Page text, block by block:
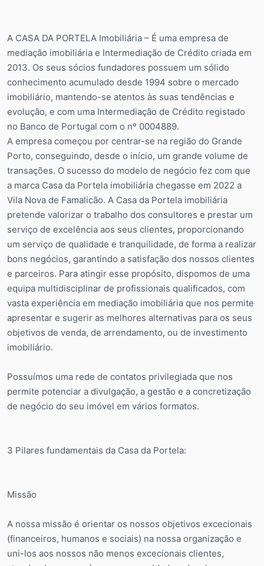
A CASA DA PORTELA Imobiliária – É uma empresa de
mediação imobiliária e Intermediação de Crédito criada em
2013. Os seus sócios fundadores possuem um sólido
conhecimento acumulado desde 1994 sobre o mercado
imobiliário, mantendo-se atentos às suas tendências e
evolução, e com uma Intermediação de Crédito registado
no Banco de Portugal com o nº 0004889.
A empresa começou por centrar-se na região do Grande
Porto, conseguindo, desde o início, um grande volume de
transações. O sucesso do modelo de negócio fez com que
a marca Casa da Portela imobiliária chegasse em 2022 a
Vila Nova de Famalicão. A Casa da Portela imobiliária
pretende valorizar o trabalho dos consultores e prestar um
serviço de excelência aos seus clientes, proporcionando
um serviço de qualidade e tranquilidade, de forma a realizar
bons negócios, garantindo a satisfação dos nossos clientes
e parceiros. Para atingir esse propósito, dispomos de uma
equipa multidisciplinar de profissionais qualificados, com
vasta experiência em mediação imobiliária que nos permite
apresentar e sugerir as melhores alternativas para os seus
objetivos de venda, de arrendamento, ou de investimento
imobiliário.
Possuímos uma rede de contatos privilegiada que nos
permite potenciar a divulgação, a gestão e a concretização
de negócio do seu imóvel em vários formatos.
3 Pilares fundamentais da Casa da Portela:
Missão
A nossa missão é orientar os nossos objetivos excecionais
(financeiros, humanos e sociais) na nossa organização e
uni-los aos nossos não menos excecionais clientes,